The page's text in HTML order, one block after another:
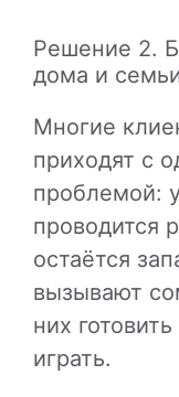
Решение 2.
дома и
Многие
приходят с
проблемой:
проводится
остаётся
вызывают
них
играть.